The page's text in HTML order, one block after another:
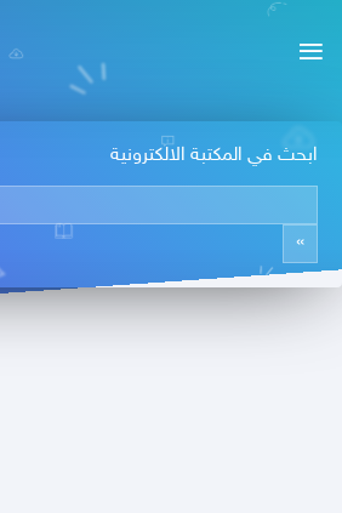
ابحث في المكتبة الالكترونية